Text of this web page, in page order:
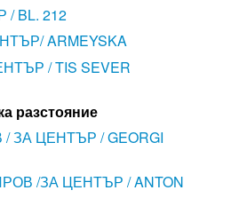
BL. 212
ARMEYSKA
/ TIS SEVER
разстояние
ЗА ЦЕНТЪР / GEORGI
/ЗА ЦЕНТЪР / ANTON